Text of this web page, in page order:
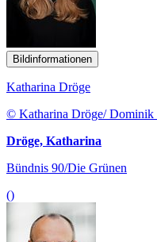
Bildinformationen
Katharina Dröge
© Katharina Dröge/ Dominik
Dröge, Katharina
Bündnis 90/Die Grünen
()